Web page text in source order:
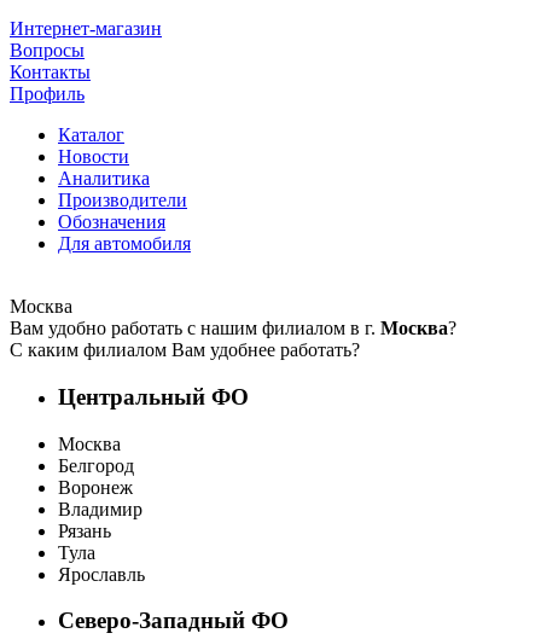
Интернет-магазин
Вопросы
Контакты
Профиль
Каталог
Новости
Аналитика
Производители
Обозначения
Для автомобиля
Москва
Вам удобно работать с нашим филиалом в г. Москва?
С каким филиалом Вам удобнее работать?
Центральный ФО
Москва
Белгород
Воронеж
Владимир
Рязань
Тула
Ярославль
Северо-Западный ФО